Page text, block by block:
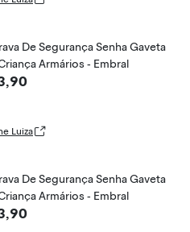
De Segurança Senha Gaveta
Porta Criança Armários - Embral
Luiza
De Segurança Senha Gaveta
Porta Criança Armários - Embral